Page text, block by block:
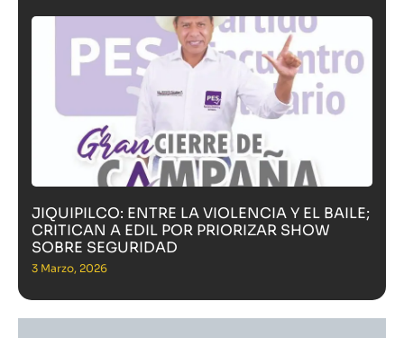
JIQUIPILCO: ENTRE LA VIOLENCIA Y EL BAILE;
CRITICAN A EDIL POR PRIORIZAR SHOW
SOBRE SEGURIDAD
3 Marzo, 2026